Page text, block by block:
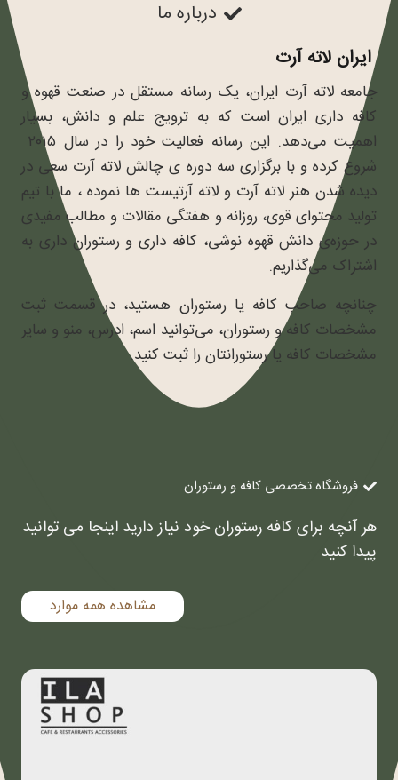
درباره ما
ایران لاته آرت
جامعه لاته آرت ایران، یک رسانه مستقل در صنعت قهوه و
کافه داری ایران است که به ترویج علم و دانش، بسیار
اهمیت می‌دهد. این رسانه فعالیت خود را در سال ۲۰۱۵
شروع کرده و با برگزاری سه دوره ی چالش لاته آرت سعی در
دیده شدن هنر لاته آرت و لاته آرتیست ها نموده ، ما با تیم
تولید محتوای قوی، روزانه و هفتگی مقالات و مطالب مفیدی
در حوزه‌ی دانش قهوه نوشی، کافه داری و رستوران داری به
اشتراک می‌گذاریم.
چنانچه صاحب کافه یا رستوران هستید، در قسمت ثبت
مشخصات کافه و رستوران، می‌توانید اسم، ادرس، منو و سایر
مشخصات کافه یا رستورانتان را ثبت کنید.
فروشگاه تخصصی کافه و رستوران
هر آنچه برای کافه رستوران خود نیاز دارید اینجا می توانید
پیدا کنید
مشاهده همه موارد